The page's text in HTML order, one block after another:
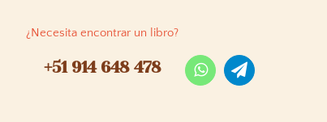
content
¿Necesita encontrar un libro?
+51 914 648 478